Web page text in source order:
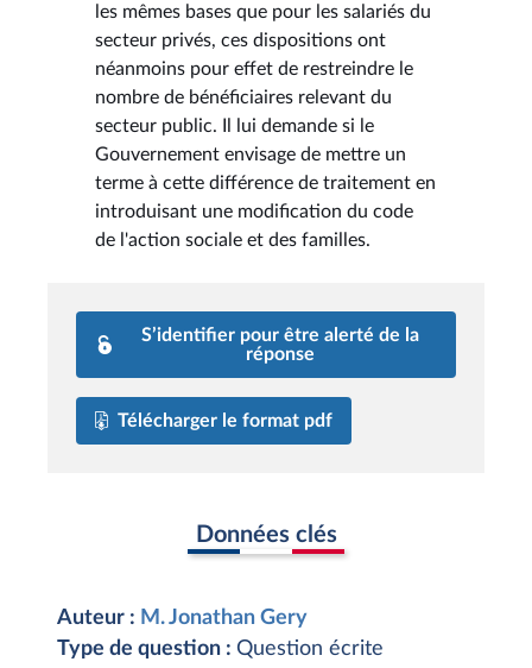
les mêmes bases que pour les salariés du
secteur privés, ces dispositions ont
néanmoins pour effet de restreindre le
nombre de bénéficiaires relevant du
secteur public. Il lui demande si le
Gouvernement envisage de mettre un
terme à cette différence de traitement en
introduisant une modification du code
de l'action sociale et des familles.
S’identifier pour être alerté de la
réponse
Télécharger le format pdf
Données clés
Auteur : M. Jonathan Gery
Type de question : Question écrite